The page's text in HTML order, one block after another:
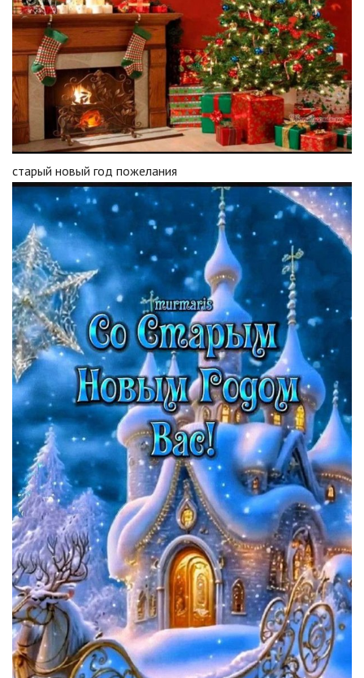
старый новый год пожелания